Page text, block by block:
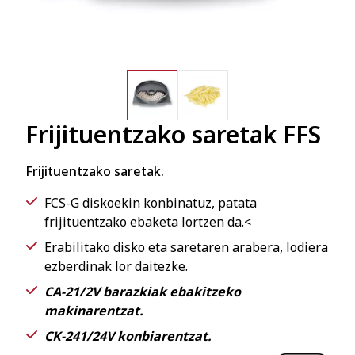
Frijituentzako saretak FFS
Frijituentzako saretak.
FCS-G diskoekin konbinatuz, patata
frijituentzako ebaketa lortzen da.<
Erabilitako disko eta saretaren arabera, lodiera
ezberdinak lor daitezke.
CA-21/2V barazkiak ebakitzeko
makinarentzat.
CK-241/24V konbiarentzat.